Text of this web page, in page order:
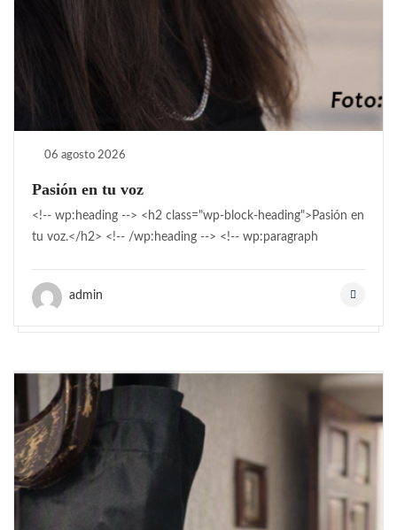
06 agosto 2026
Pasión en tu voz
<!-- wp:heading --> <h2 class="wp-block-heading">Pasión en
tu voz.</h2> <!-- /wp:heading --> <!-- wp:paragraph
admin